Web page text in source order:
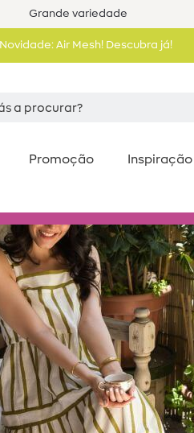
Grande variedade
Novidade: Air Mesh! Descubra já!
Promoção Inspiração